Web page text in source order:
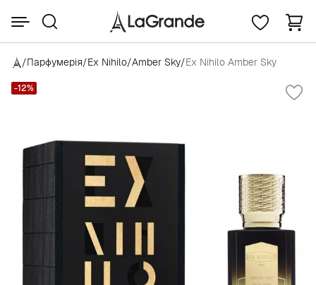
/Парфумерія/Ex Nihilo/Amber Sky/Ex Nihilo Amber Sky
-12%